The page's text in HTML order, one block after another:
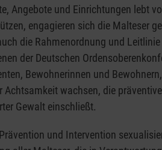
Angebote und Einrichtungen lebt
engagieren sich die Malteser
die Rahmenordnung und
der Deutschen
Bewohnerinnen und
wachsen, die
Gewalt einschließt.
und Intervention